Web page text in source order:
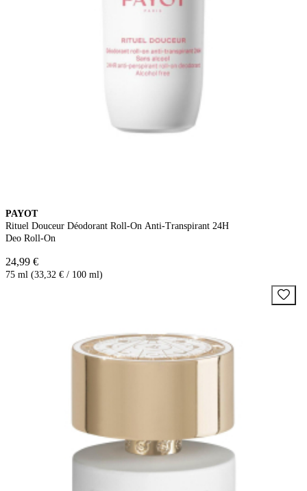
PAYOT
Rituel Douceur Déodorant Roll-On Anti-Transpirant 24H
Deo Roll-On
24,99 €
75 ml (33,32 € / 100 ml)